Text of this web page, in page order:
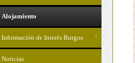
Alojamiento
Información de Interés Burgos
Noticias